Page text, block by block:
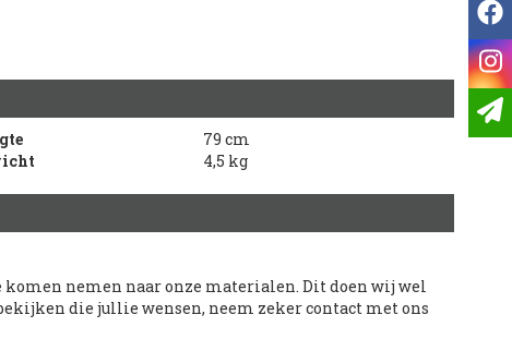
79 cm
4,5 kg
nemen naar onze materialen. Dit doen wij wel
die jullie wensen, neem zeker contact met ons